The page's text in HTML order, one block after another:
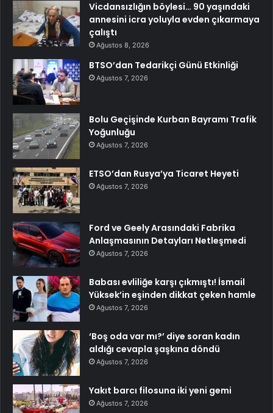
Vicdansızlığın böylesi… 90 yaşındaki
annesini icra yoluyla evden çıkarmaya
çalıştı
Ağustos 8, 2026
BTSO’dan Tedarikçi Günü Etkinliği
Ağustos 7, 2026
Bolu Geçişinde Kurban Bayramı Trafik
Yoğunluğu
Ağustos 7, 2026
ETSO’dan Rusya’ya Ticaret Heyeti
Ağustos 7, 2026
Ford ve Geely Arasındaki Fabrika
Anlaşmasının Detayları Netleşmedi
Ağustos 7, 2026
Babası evliliğe karşı çıkmıştı! İsmail
Yüksek’in eşinden dikkat çeken hamle
Ağustos 7, 2026
‘Boş oda var mı?’ diye soran kadın
aldığı cevapla şaşkına döndü
Ağustos 7, 2026
Yakıt barcı filosuna iki yeni gemi
Ağustos 7, 2026